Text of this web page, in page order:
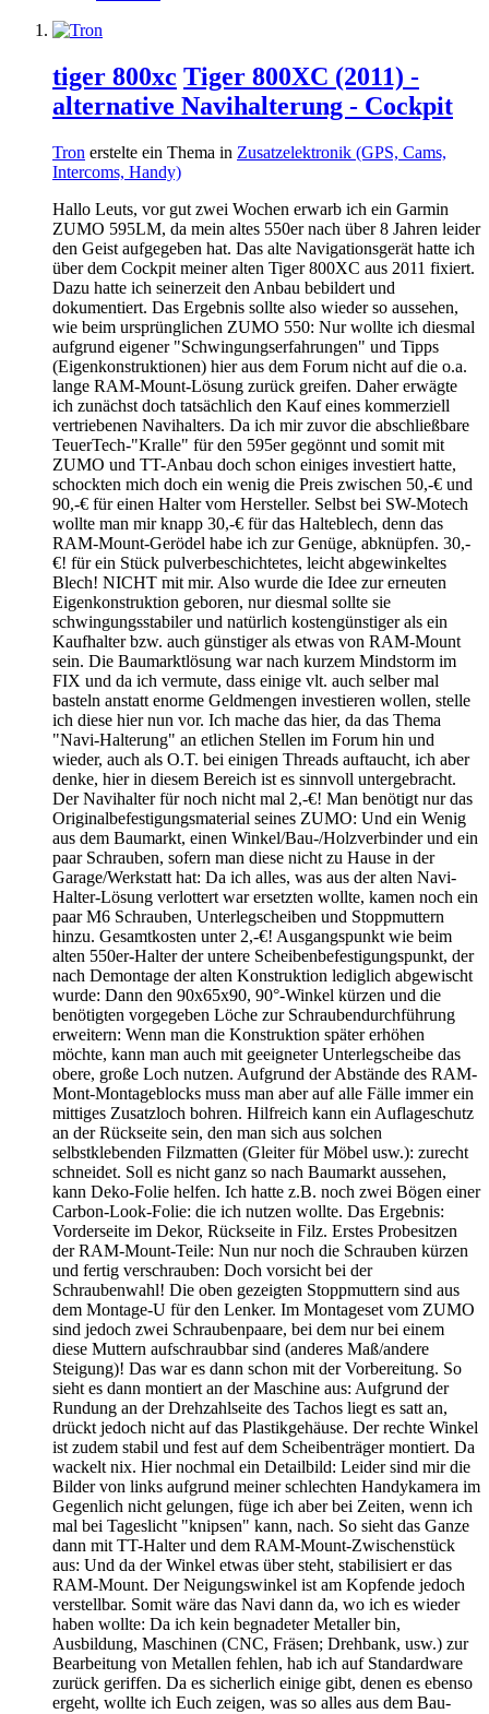
tiger 800xc Tiger 800XC (2011) -
alternative Navihalterung - Cockpit
Tron erstelte ein Thema in Zusatzelektronik (GPS, Cams,
Intercoms, Handy)
Hallo Leuts, vor gut zwei Wochen erwarb ich ein Garmin
ZUMO 595LM, da mein altes 550er nach über 8 Jahren leider
den Geist aufgegeben hat. Das alte Navigationsgerät hatte ich
über dem Cockpit meiner alten Tiger 800XC aus 2011 fixiert.
Dazu hatte ich seinerzeit den Anbau bebildert und
dokumentiert. Das Ergebnis sollte also wieder so aussehen,
wie beim ursprünglichen ZUMO 550: Nur wollte ich diesmal
aufgrund eigener "Schwingungserfahrungen" und Tipps
(Eigenkonstruktionen) hier aus dem Forum nicht auf die o.a.
lange RAM-Mount-Lösung zurück greifen. Daher erwägte
ich zunächst doch tatsächlich den Kauf eines kommerziell
vertriebenen Navihalters. Da ich mir zuvor die abschließbare
TeuerTech-"Kralle" für den 595er gegönnt und somit mit
ZUMO und TT-Anbau doch schon einiges investiert hatte,
schockten mich doch ein wenig die Preis zwischen 50,-€ und
90,-€ für einen Halter vom Hersteller. Selbst bei SW-Motech
wollte man mir knapp 30,-€ für das Halteblech, denn das
RAM-Mount-Gerödel habe ich zur Genüge, abknüpfen. 30,-
€! für ein Stück pulverbeschichtetes, leicht abgewinkeltes
Blech! NICHT mit mir. Also wurde die Idee zur erneuten
Eigenkonstruktion geboren, nur diesmal sollte sie
schwingungsstabiler und natürlich kostengünstiger als ein
Kaufhalter bzw. auch günstiger als etwas von RAM-Mount
sein. Die Baumarktlösung war nach kurzem Mindstorm im
FIX und da ich vermute, dass einige vlt. auch selber mal
basteln anstatt enorme Geldmengen investieren wollen, stelle
ich diese hier nun vor. Ich mache das hier, da das Thema
"Navi-Halterung" an etlichen Stellen im Forum hin und
wieder, auch als O.T. bei einigen Threads auftaucht, ich aber
denke, hier in diesem Bereich ist es sinnvoll untergebracht.
Der Navihalter für noch nicht mal 2,-€! Man benötigt nur das
Originalbefestigungsmaterial seines ZUMO: Und ein Wenig
aus dem Baumarkt, einen Winkel/Bau-/Holzverbinder und ein
paar Schrauben, sofern man diese nicht zu Hause in der
Garage/Werkstatt hat: Da ich alles, was aus der alten Navi-
Halter-Lösung verlottert war ersetzten wollte, kamen noch ein
paar M6 Schrauben, Unterlegscheiben und Stoppmuttern
hinzu. Gesamtkosten unter 2,-€! Ausgangspunkt wie beim
alten 550er-Halter der untere Scheibenbefestigungspunkt, der
nach Demontage der alten Konstruktion lediglich abgewischt
wurde: Dann den 90x65x90, 90°-Winkel kürzen und die
benötigten vorgegeben Löche zur Schraubendurchführung
erweitern: Wenn man die Konstruktion später erhöhen
möchte, kann man auch mit geeigneter Unterlegscheibe das
obere, große Loch nutzen. Aufgrund der Abstände des RAM-
Mont-Montageblocks muss man aber auf alle Fälle immer ein
mittiges Zusatzloch bohren. Hilfreich kann ein Auflageschutz
an der Rückseite sein, den man sich aus solchen
selbstklebenden Filzmatten (Gleiter für Möbel usw.): zurecht
schneidet. Soll es nicht ganz so nach Baumarkt aussehen,
kann Deko-Folie helfen. Ich hatte z.B. noch zwei Bögen einer
Carbon-Look-Folie: die ich nutzen wollte. Das Ergebnis:
Vorderseite im Dekor, Rückseite in Filz. Erstes Probesitzen
der RAM-Mount-Teile: Nun nur noch die Schrauben kürzen
und fertig verschrauben: Doch vorsicht bei der
Schraubenwahl! Die oben gezeigten Stoppmuttern sind aus
dem Montage-U für den Lenker. Im Montageset vom ZUMO
sind jedoch zwei Schraubenpaare, bei dem nur bei einem
diese Muttern aufschraubbar sind (anderes Maß/andere
Steigung)! Das war es dann schon mit der Vorbereitung. So
sieht es dann montiert an der Maschine aus: Aufgrund der
Rundung an der Drehzahlseite des Tachos liegt es satt an,
drückt jedoch nicht auf das Plastikgehäuse. Der rechte Winkel
ist zudem stabil und fest auf dem Scheibenträger montiert. Da
wackelt nix. Hier nochmal ein Detailbild: Leider sind mir die
Bilder von links aufgrund meiner schlechten Handykamera im
Gegenlich nicht gelungen, füge ich aber bei Zeiten, wenn ich
mal bei Tageslicht "knipsen" kann, nach. So sieht das Ganze
dann mit TT-Halter und dem RAM-Mount-Zwischenstück
aus: Und da der Winkel etwas über steht, stabilisiert er das
RAM-Mount. Der Neigungswinkel ist am Kopfende jedoch
verstellbar. Somit wäre das Navi dann da, wo ich es wieder
haben wollte: Da ich kein begnadeter Metaller bin,
Ausbildung, Maschinen (CNC, Fräsen; Drehbank, usw.) zur
Bearbeitung von Metallen fehlen, hab ich auf Standardware
zurück geriffen. Da es sicherlich einige gibt, denen es ebenso
ergeht, wollte ich Euch zeigen, was so alles aus dem Bau-